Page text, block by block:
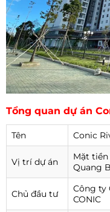
Tổng quan dự án
Tên Conic
Vị trí dự án
Mặt
Quang
Chủ đầu tư
Công ty
CONIC